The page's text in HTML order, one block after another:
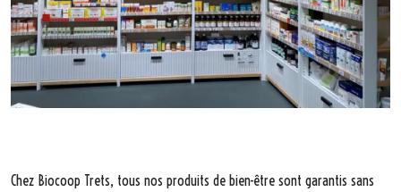
Chez Biocoop Trets, tous nos produits de bien-être sont garantis sans